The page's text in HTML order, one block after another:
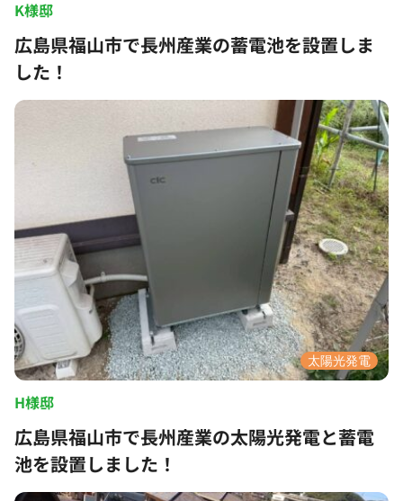
K様邸
広島県福山市で長州産業の蓄電池を設置しま
した！
太陽光発電
H様邸
広島県福山市で長州産業の太陽光発電と蓄電
池を設置しました！